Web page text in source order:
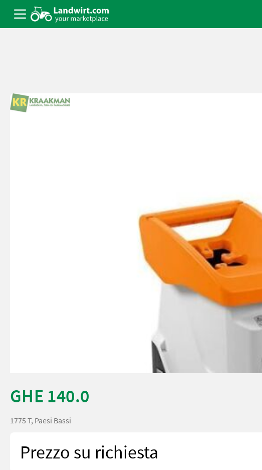
GHE 140.0
1775 T, Paesi Bassi
Prezzo su richiesta